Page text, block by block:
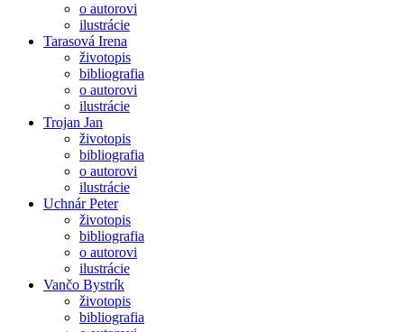
o autorovi
ilustrácie
Tarasová Irena
životopis
bibliografia
o autorovi
ilustrácie
Trojan Jan
životopis
bibliografia
o autorovi
ilustrácie
Uchnár Peter
životopis
bibliografia
o autorovi
ilustrácie
Vančo Bystrík
životopis
bibliografia